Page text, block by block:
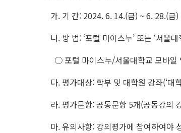
가. 기 간: 2024. 6. 14.(금) ~ 6. 28.(금)
나. 방 법: ‘포털 마이스누’ 또는 ‘서울
○ 포털 마이스누/서울대학교 모바
다. 평가대상: 학부 및 대학원 강좌(‘대
라. 평가문항: 공통문항 5개(공동강의
마. 유의사항: 강의평가에 참여하여야